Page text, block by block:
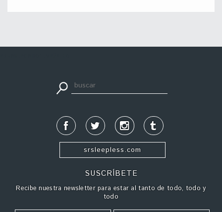
srsleepless.com
SUSCRÍBETE
Recibe nuestra newsletter para estar al tanto de todo, todo y
todo